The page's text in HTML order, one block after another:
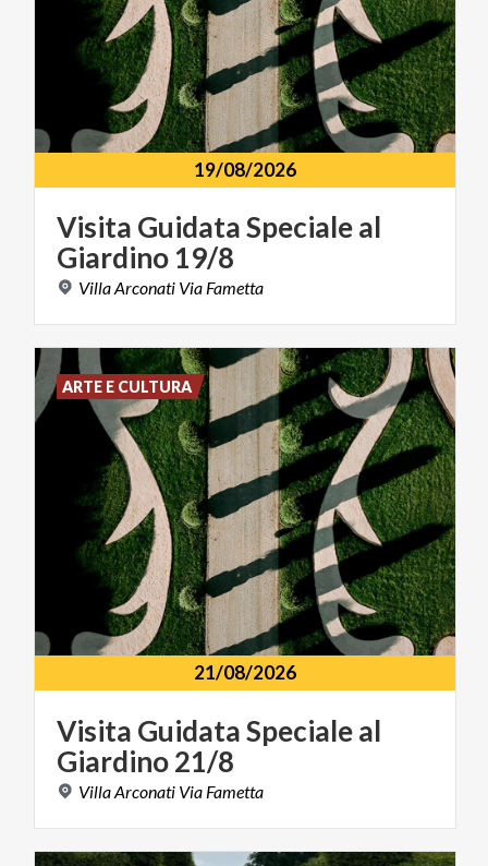
19/08/2026
Visita GuidataSpecialeal
Giardino 19/8
VillaArconati Via Fametta
21/08/2026
Visita GuidataSpecialeal
Giardino21/8
VillaArconati Via Fametta
ARTE E CULTURA